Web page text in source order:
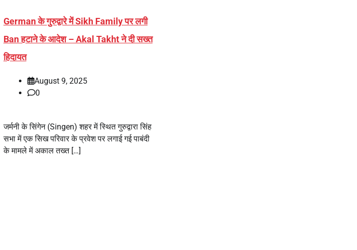
German के गुरुद्वारे में Sikh Family पर लगी
Ban हटाने के आदेश – Akal Takht ने दी सख्त
हिदायत
August 9, 2025
0
जर्मनी के सिंगेन (Singen) शहर में स्थित गुरुद्वारा सिंह
सभा में एक सिख परिवार के प्रवेश पर लगाई गई पाबंदी
के मामले में अकाल तख्त […]